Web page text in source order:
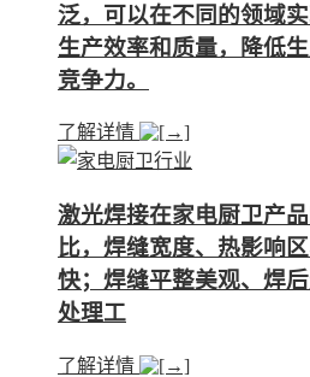
泛，可以在不同的领域
生产效率和质量，降低
竞争力。
了解详情
激光焊接在家电厨卫产
比，焊缝宽度、热影响
快；焊缝平整美观、焊
处理工
了解详情